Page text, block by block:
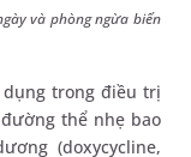
và phòng ngừa biến
trong điều trị
thể nhẹ bao
(doxycycline,